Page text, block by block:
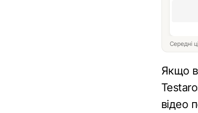
Середні
Якщо
відео